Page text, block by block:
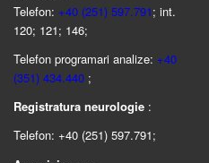
Telefon: +40 (251) 597.791; int.
120; 121; 146;
Telefon programari analize: +40
(351) 434.440 ;
Registratura neurologie :
Telefon: +40 (251) 597.791;